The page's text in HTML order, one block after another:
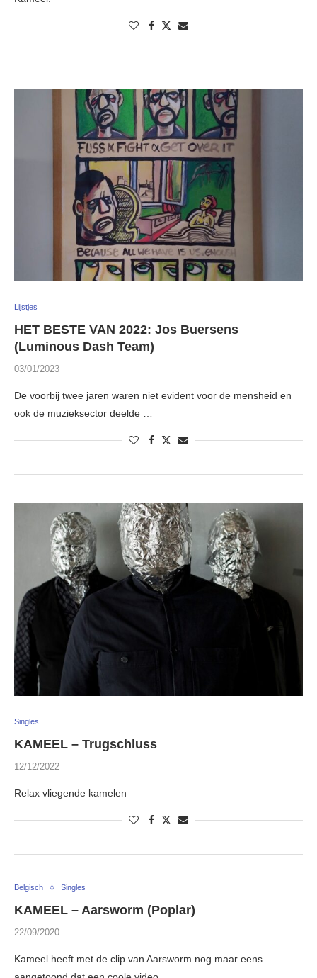
Lijstjes
HET BESTE VAN 2022: Jos Buersens
(Luminous Dash Team)
03/01/2023
De voorbij twee jaren waren niet evident voor de mensheid en
ook de muzieksector deelde …
Singles
KAMEEL – Trugschluss
12/12/2022
Relax vliegende kamelen
Belgisch Singles
KAMEEL – Aarsworm (Poplar)
22/09/2020
Kameel heeft met de clip van Aarsworm nog maar eens